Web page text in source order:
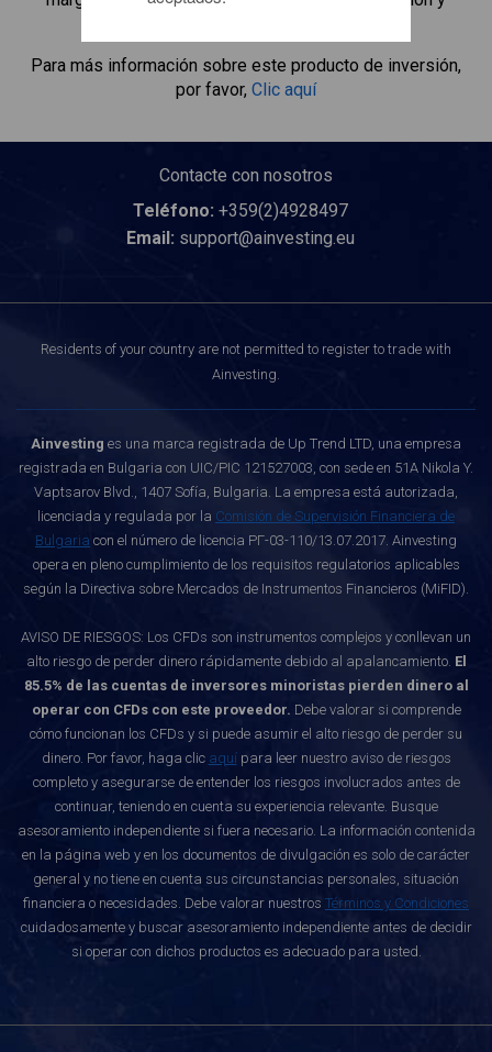
Para más información sobre este producto de inversión,
por favor, Clic aquí
Contacte con nosotros
Teléfono: +359(2)4928497
Email: support@ainvesting.eu
Residents of your country are not permitted to register to trade with
Ainvesting.
Ainvesting es una marca registrada de Up Trend LTD, una empresa
registrada en Bulgaria con UIC/PIC 121527003, con sede en 51A Nikola Y.
Vaptsarov Blvd., 1407 Sofía, Bulgaria. La empresa está autorizada,
licenciada y regulada por la Comisión de Supervisión Financiera de
Bulgaria con el número de licencia РГ-03-110/13.07.2017. Ainvesting
opera en pleno cumplimiento de los requisitos regulatorios aplicables
según la Directiva sobre Mercados de Instrumentos Financieros (MiFID).
AVISO DE RIESGOS: Los CFDs son instrumentos complejos y conllevan un
alto riesgo de perder dinero rápidamente debido al apalancamiento. El
85.5% de las cuentas de inversores minoristas pierden dinero al
operar con CFDs con este proveedor. Debe valorar si comprende
cómo funcionan los CFDs y si puede asumir el alto riesgo de perder su
dinero. Por favor, haga clic aquípara leer nuestro aviso de riesgos
completo y asegurarse de entender los riesgos involucrados antes de
continuar, teniendo en cuenta su experiencia relevante. Busque
asesoramiento independiente si fuera necesario. La información contenida
en la página web y en los documentos de divulgación es solo de carácter
general y no tiene en cuenta sus circunstancias personales, situación
financiera o necesidades. Debe valorar nuestros Términos y Condiciones
cuidadosamente y buscar asesoramiento independiente antes de decidir
si operar con dichos productos es adecuado para usted.